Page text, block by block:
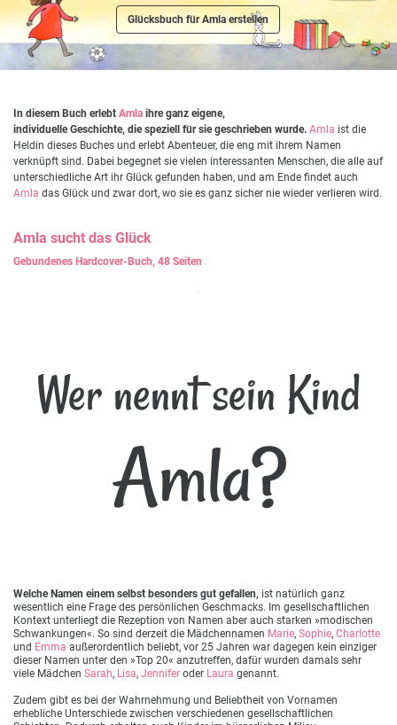
Glücksbuch für Amla erstellen
In diesem Buch erlebt Amla ihre ganz eigene,
individuelle Geschichte, die speziell für sie geschrieben wurde. Amla ist die
Heldin dieses Buches und erlebt Abenteuer, die eng mit ihrem Namen
verknüpft sind. Dabei begegnet sie vielen interessanten Menschen, die alle auf
unterschiedliche Art ihr Glück gefunden haben, und am Ende findet auch
Amla das Glück und zwar dort, wo sie es ganz sicher nie wieder verlieren wird.
Amla sucht das Glück
Gebundenes Hardcover-Buch, 48 Seiten
Wer nennt sein Kind
Amla?
Welche Namen einem selbst besonders gut gefallen, ist natürlich ganz
wesentlich eine Frage des persönlichen Geschmacks. Im gesellschaftlichen
Kontext unterliegt die Rezeption von Namen aber auch starken »modischen
Schwankungen«. So sind derzeit die Mädchennamen Marie, Sophie, Charlotte
und Emma außerordentlich beliebt, vor 25 Jahren war dagegen kein einziger
dieser Namen unter den »Top 20« anzutreffen, dafür wurden damals sehr
viele Mädchen Sarah, Lisa, Jennifer oder Laura genannt.
Zudem gibt es bei der Wahrnehmung und Beliebtheit von Vornamen
erhebliche Unterschiede zwischen verschiedenen gesellschaftlichen